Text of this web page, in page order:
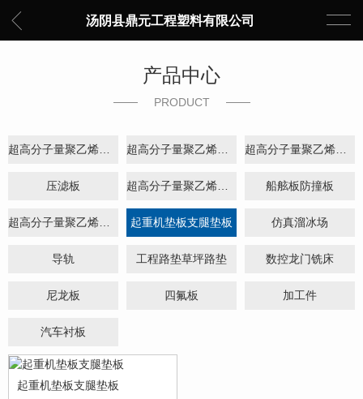
汤阴县鼎元工程塑料有限公司
产品中心
PRODUCT
超高分子量聚乙烯厚板 超高分子量聚乙烯衬板
压滤板 超高分子量聚乙烯棒材 船舷板防撞板
起重机垫板支腿垫板 仿真溜冰场
导轨 工程路垫草坪路垫 数控龙门铣床
尼龙板 四氟板 加工件
汽车衬板
起重机垫板支腿垫板